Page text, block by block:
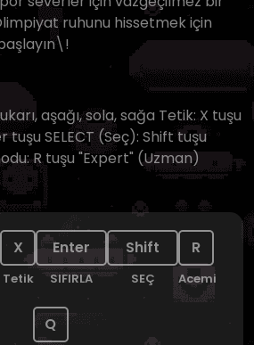
ruhunu hissetmek için
aşağı, sola, sağa Tetik: X tuşu
tuşu SELECT (Seç): Shift tuşu
R tuşu "Expert" (Uzman)
X
Tetik
Enter
SIFIRLA
Shift
SEÇ
R
Acemi
Q